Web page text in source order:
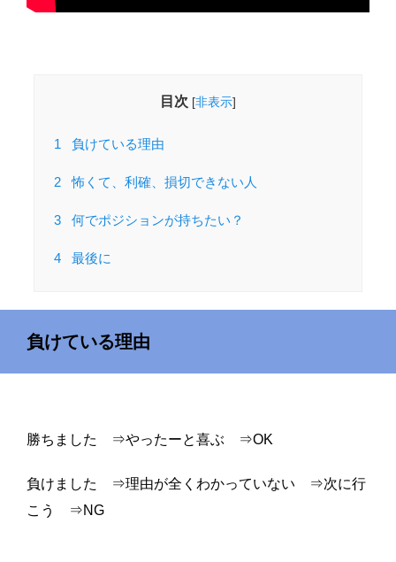
目次 [非表示]
1 負けている理由
2 怖くて、利確、損切できない人
3 何でポジションが持ちたい？
4 最後に
負けている理由
勝ちました ⇒やったーと喜ぶ ⇒OK
負けました ⇒理由が全くわかっていない ⇒次に行
こう ⇒NG